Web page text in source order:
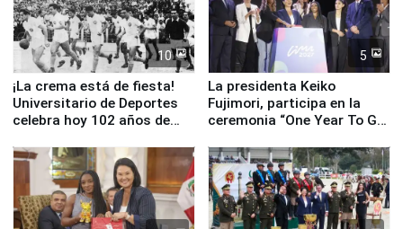
10
¡La crema está de fiesta!
Universitario de Deportes
celebra hoy 102 años de
5
La presidenta Keiko
Fujimori, participa en la
ceremonia “One Year To Go